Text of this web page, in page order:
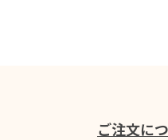
ご注文に